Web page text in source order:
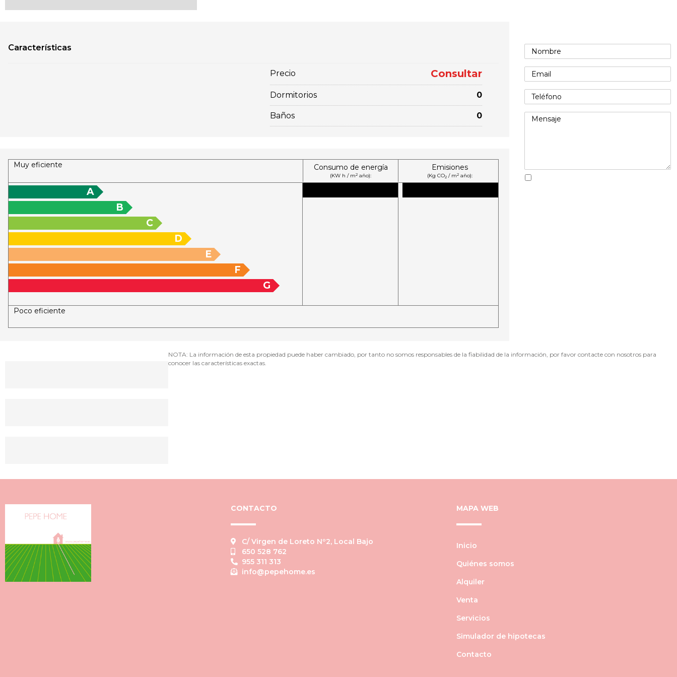
Características
Precio Consultar
Dormitorios 0
Baños 0
Muy eficiente Consumo de energía
(KW h / m2 año):
Emisiones
(Kg CO2 / m2 año):
A
B
C
D
E
F
G
Poco eficiente
NOTA: La información de esta propiedad puede haber cambiado, por tanto no somos responsables de la fiabilidad de la información, por favor contacte con nosotros para
conocer las características exactas.
CONTACTO
C/ Virgen de Loreto Nº2, Local Bajo
650 528 762
955 311 313
info@pepehome.es
MAPA WEB
Inicio
Quiénes somos
Alquiler
Venta
Servicios
Simulador de hipotecas
Contacto